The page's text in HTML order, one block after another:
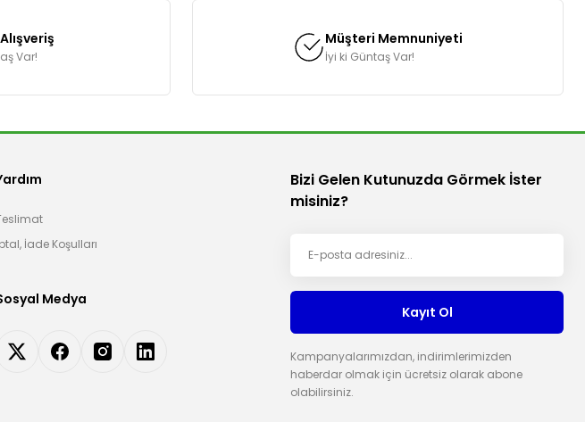
Var!
Müşteri Memnuniyeti
İyi ki Güntaş Var!
İade Koşulları
Medya
Bizi Gelen Kutunuzda Görmek İster
misiniz?
Kayıt Ol
Kampanyalarımızdan, indirimlerimizden
haberdar olmak için ücretsiz olarak abone
olabilirsiniz.